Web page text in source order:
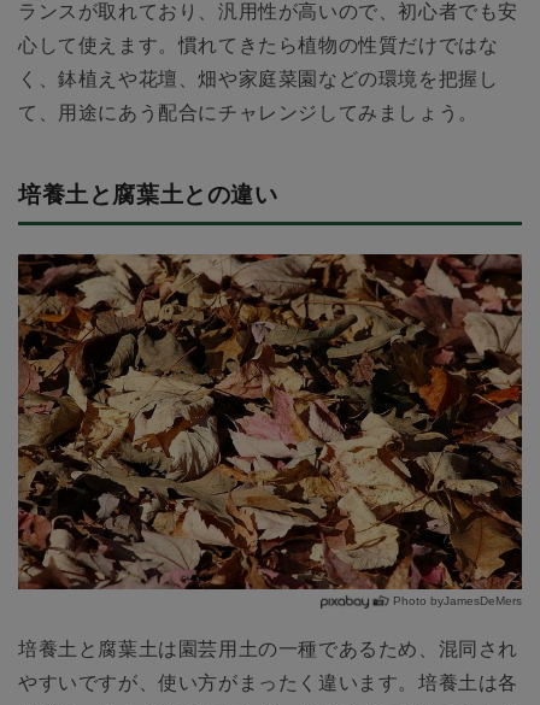
ランスが取れており、汎用性が高いので、初心者でも安
心して使えます。慣れてきたら植物の性質だけではな
く、鉢植えや花壇、畑や家庭菜園などの環境を把握し
て、用途にあう配合にチャレンジしてみましょう。
培養土と腐葉土との違い
Photo byJamesDeMers
培養土と腐葉土は園芸用土の一種であるため、混同され
やすいですが、使い方がまったく違います。培養土は各